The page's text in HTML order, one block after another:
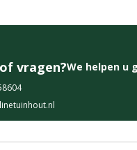
vragen?We helpen u